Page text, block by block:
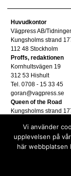
Huvudkontor
Vägpress AB/
Kungsholms strand
112 48 Stockholm
Proffs, redaktionen
Kornhultsvägen 19
312 53 Hishult
Tel. 0708 - 15 33 45
goran@vagpress.se
Queen of the Road
Kungsholms strand
Annonsera
Tel. 08 - 653 83 80
annons@vagpress.se
Vi använder
upplevelsen på
här webbplatsen